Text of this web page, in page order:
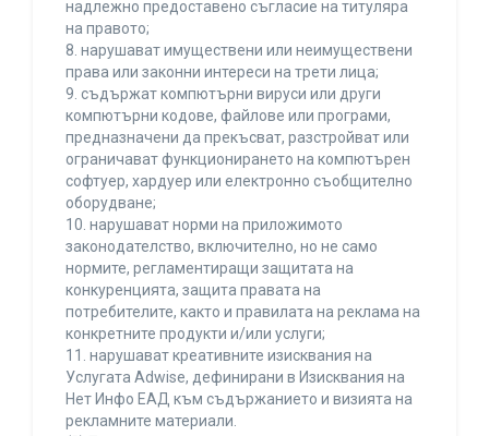
надлежно предоставено съгласие на титуляра
на правото;
8. нарушават имуществени или неимуществени
права или законни интереси на трети лица;
9. съдържат компютърни вируси или други
компютърни кодове, файлове или програми,
предназначени да прекъсват, разстройват или
ограничават функционирането на компютърен
софтуер, хардуер или електронно съобщително
оборудване;
10. нарушават норми на приложимото
законодателство, включително, но не само
нормите, регламентиращи защитата на
конкуренцията, защита правата на
потребителите, както и правилата на реклама на
конкретните продукти и/или услуги;
11. нарушават креативните изисквания на
Услугата Adwise, дефинирани в Изисквания на
Нет Инфо ЕАД към съдържанието и визията на
рекламните материали.